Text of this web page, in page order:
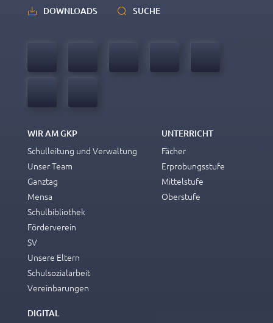
DOWNLOADS SUCHE
WIR AM GKP
Schulleitung und Verwaltung
Unser Team
Ganztag
Mensa
Schulbibliothek
Förderverein
SV
Unsere Eltern
Schulsozialarbeit
Vereinbarungen
UNTERRICHT
Fächer
Erprobungsstufe
Mittelstufe
Oberstufe
DIGITAL